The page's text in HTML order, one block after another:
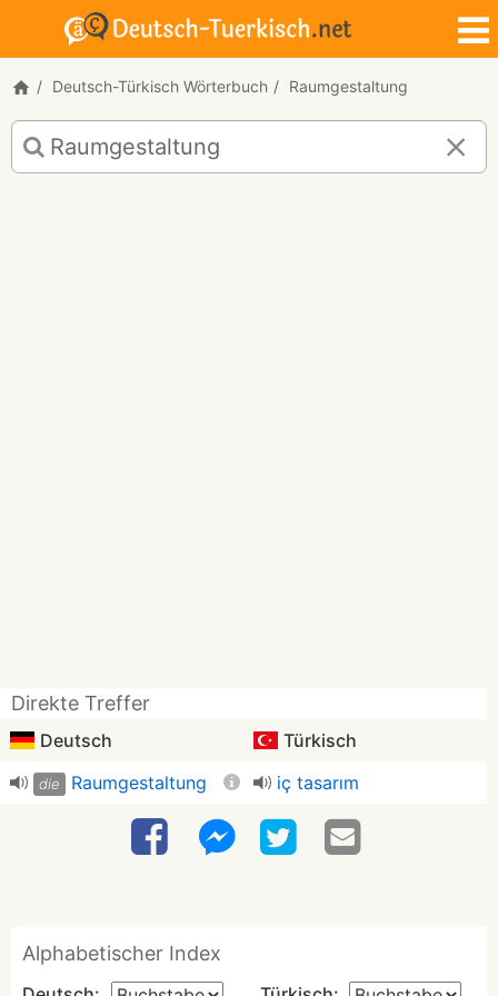
Deutsch-Türkisch Wörterbuch Raumgestaltung
Deutsch-
Türkisch
Übersetzung
Direkte Treffer
Deutsch Türkisch
die Raumgestaltung iç tasarım
Alphabetischer Index